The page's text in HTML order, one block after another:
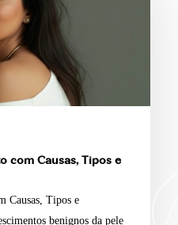
com Causas, Tipos e
Causas, Tipos e
benignos da pele